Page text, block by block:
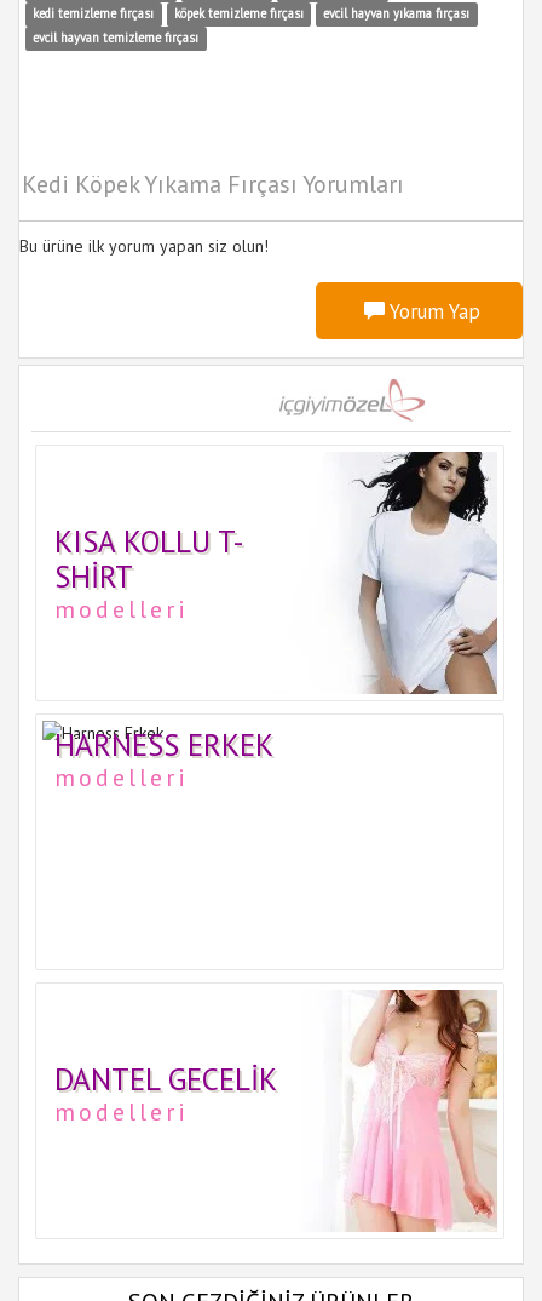
kedi temizleme fırçası
köpek temizleme fırçası
evcil hayvan yıkama fırçası
evcil hayvan temizleme fırçası
Kedi Köpek Yıkama Fırçası Yorumları
Bu ürüne ilk yorum yapan siz olun!
Yorum Yap
KISA KOLLU T-
SHIRT
modelleri
HARNESS ERKEK
modelleri
DANTEL GECELIK
modelleri